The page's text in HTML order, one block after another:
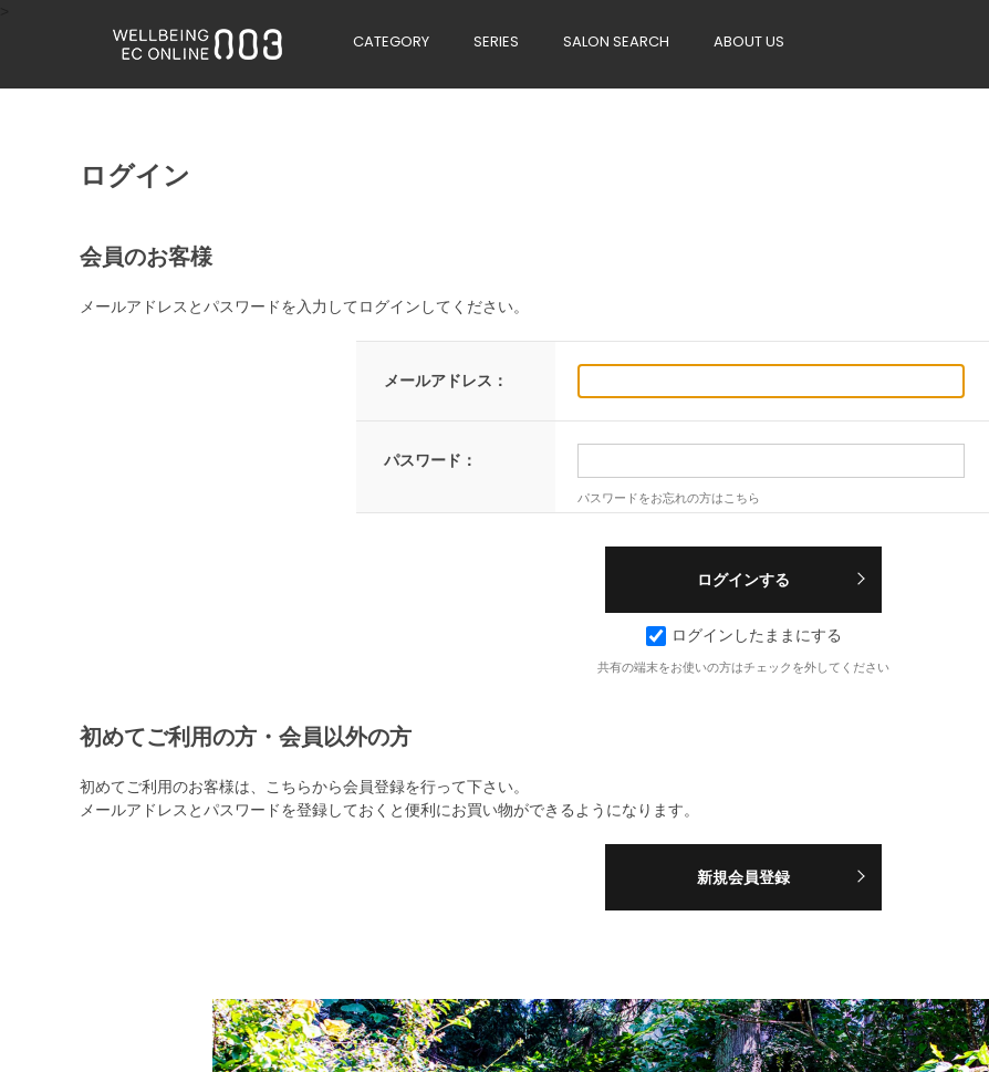
CATEGORY SERIES SALON SEARCH ABOUT US
ログイン
会員のお客様
メールアドレスとパスワードを入力してログインしてください。
メールアドレス：
パスワード：
パスワードをお忘れの方はこちら
ログインしたままにする
共有の端末をお使いの方はチェックを外してください
初めてご利用の方・会員以外の方
初めてご利用のお客様は、こちらから会員登録を行って下さい。
メールアドレスとパスワードを登録しておくと便利にお買い物ができるようになります。